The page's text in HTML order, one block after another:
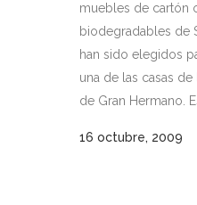
muebles de cartón
biodegradables de
han sido elegidos
una de las casas
de Gran Hermano.
16 octubre, 2009